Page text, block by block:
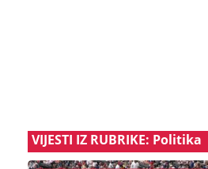
VIJESTI IZ RUBRIKE: Politika